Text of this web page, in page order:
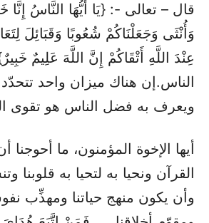
قال – تعالى -: {يَا أَيُّهَا النَّاسُ إِنَّا
وَأُنْثَى وَجَعَلْنَاكُمْ شُعُوبًا وَقَبَائِلَ
عِنْدَ اللَّهِ أَتْقَاكُمْ إِنَّ اللَّهَ عَلِيمٌ خَبِيرٌ}
الناس.إن هناك ميزان واحد تتحدّد
ويعرف به فضل الناس هو تقوى
أيها الإخوة المؤمنون، ما
القرآن ونحيا به لتحيا به قلوبنا
وأن يكون منهج حياتنا ومهذِّب